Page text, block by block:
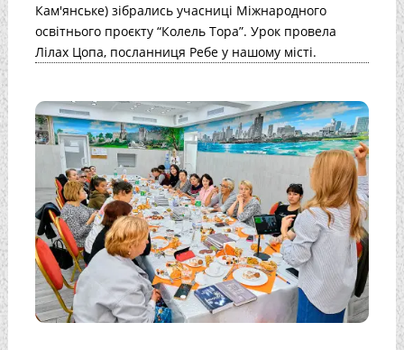
Кам'янське) зібрались учасниці Міжнародного
освітнього проєкту “Колель Тора”. Урок провела
Лілах Цопа, посланниця Ребе у нашому місті.